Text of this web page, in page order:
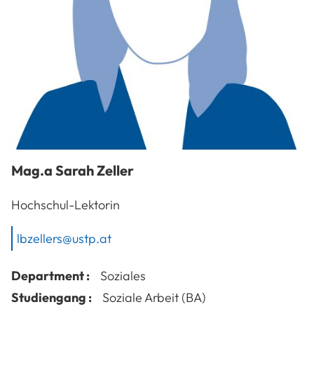
Mag.a SarahZeller
Hochschul-Lektorin
lbzellers@ustp.at
Department :
Soziales
Studiengang :
Soziale Arbeit (BA)